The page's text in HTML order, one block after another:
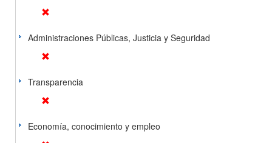
Administraciones Públicas, Justicia y Seguridad
Transparencia
Economía, conocimiento y empleo